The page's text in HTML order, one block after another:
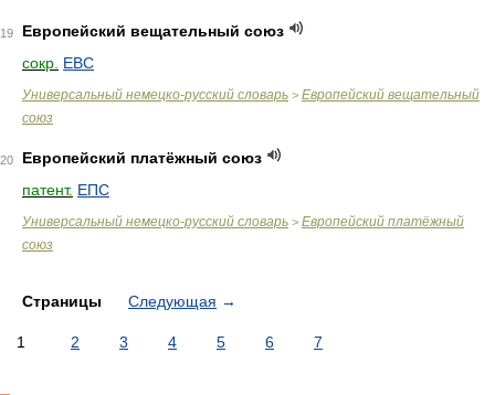
19
Европейский вещательный союз
сокр. ЕВС
Универсальный немецко-русский словарь > Европейский вещательный
союз
20
Европейский платёжный союз
патент. ЕПС
Универсальный немецко-русский словарь > Европейский платёжный
союз
Страницы Следующая →
1 2 3 4 5 6 7